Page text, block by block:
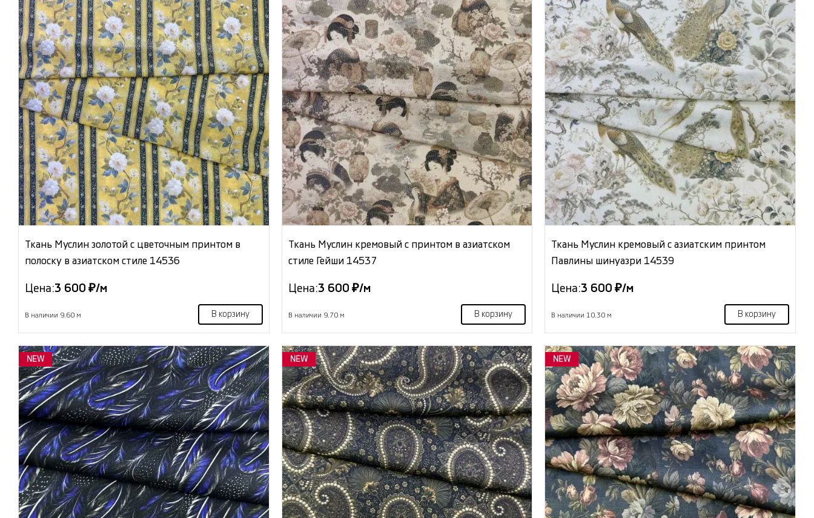
Ткань Муслин золотой с цветочным принтом в
полоску в азиатском стиле 14536
Цена:3 600 ₽/м
В наличии 9.60 м В корзину
Ткань Муслин кремовый с принтом в азиатском
стиле Гейши 14537
Цена:3 600 ₽/м
В наличии 9.70 м В корзину
Ткань Муслин кремовый с азиатским принтом
Павлины шинуазри 14539
Цена:3 600 ₽/м
В наличии 10.30 м В корзину
NEW NEW NEW